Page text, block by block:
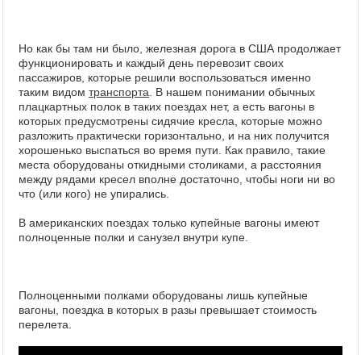
Но как бы там ни было, железная дорога в США продолжает
функционировать и каждый день перевозит своих
пассажиров, которые решили воспользоваться именно
таким видом транспорта . В нашем понимании обычных
плацкартных полок в таких поездах нет, а есть вагоны в
которых предусмотрены сидячие кресла, которые можно
разложить практически горизонтально, и на них получится
хорошенько выспаться во время пути. Как правило, такие
места оборудованы откидными столиками, а расстояния
между рядами кресел вполне достаточно, чтобы ноги ни во
что (или кого) не упирались.
В американских поездах только купейные вагоны имеют
полноценные полки и санузел внутри купе.
Полноценными полками оборудованы лишь купейные
вагоны
поездка в которых в разы превышает стоимость
перелета.